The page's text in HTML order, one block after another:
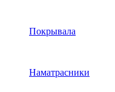
Покрывала
Наматрасники